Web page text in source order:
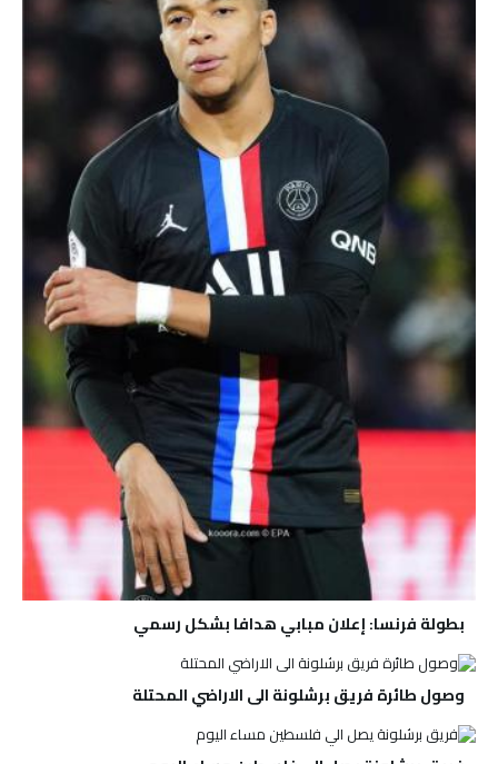
بطولة فرنسا: إعلان مبابي هدافا بشكل رسمي
وصول طائرة فريق برشلونة الى الاراضي المحتلة